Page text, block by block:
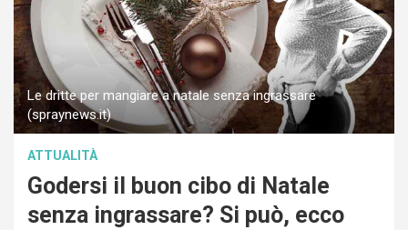
Le dritte per mangiare a natale senza ingrassare
(spraynews.it)
ATTUALITÀ
Godersi il buon cibo di Natale
senza ingrassare? Si può, ecco